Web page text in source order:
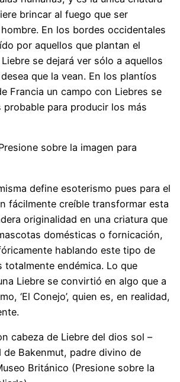
brincar al fuego que ser
En los bordes occidentales
por aquellos que plantan el
se dejará ver sólo a aquellos
que la vean. En los plantíos
Francia un campo con Liebres se
probable para producir los más
sobre la imagen para
define esoterismo pues para el
fácilmente creíble transformar esta
originalidad en una criatura que
domésticas o fornicación,
hablando este tipo de
totalmente endémica. Lo que
Liebre se convirtió en algo que a
‘El Conejo’, quien es, en realidad,
cabeza de Liebre del dios sol –
de Bakenmut, padre divino de
Británico (Presione sobre la